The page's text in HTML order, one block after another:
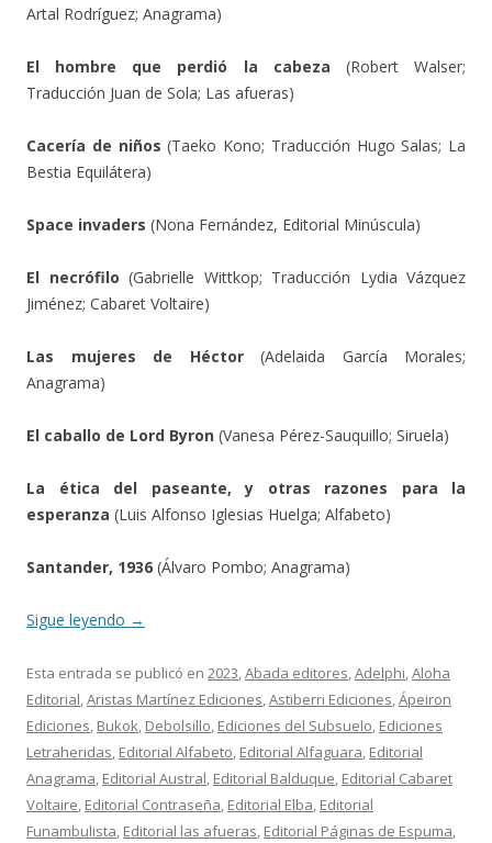
Artal Rodríguez; Anagrama)
El hombre que perdió la cabeza (Robert Walser;
Traducción Juan de Sola; Las afueras)
Cacería de niños (Taeko Kono; Traducción Hugo Salas; La
Bestia Equilátera)
Space invaders (Nona Fernández, Editorial Minúscula)
El necrófilo (Gabrielle Wittkop; Traducción Lydia Vázquez
Jiménez; Cabaret Voltaire)
Las mujeres de Héctor(Adelaida García Morales;
Anagrama)
El caballo de Lord Byron (Vanesa Pérez-Sauquillo; Siruela)
La ética del paseante, y otras razones para la
esperanza (Luis Alfonso Iglesias Huelga; Alfabeto)
Santander, 1936 (Álvaro Pombo; Anagrama)
Sigue leyendo →
Esta entrada se publicó en 2023,Abada editores,Adelphi,Aloha
Editorial,Aristas Martínez Ediciones,Astiberri Ediciones,Ápeiron
Ediciones, Bukok, Debolsillo, Ediciones del Subsuelo, Ediciones
Letraheridas, Editorial Alfabeto, Editorial Alfaguara, Editorial
Anagrama, Editorial Austral, Editorial Balduque, Editorial Cabaret
Voltaire, Editorial Contraseña, Editorial Elba, Editorial
Funambulista, Editorial las afueras, Editorial Páginas de Espuma,